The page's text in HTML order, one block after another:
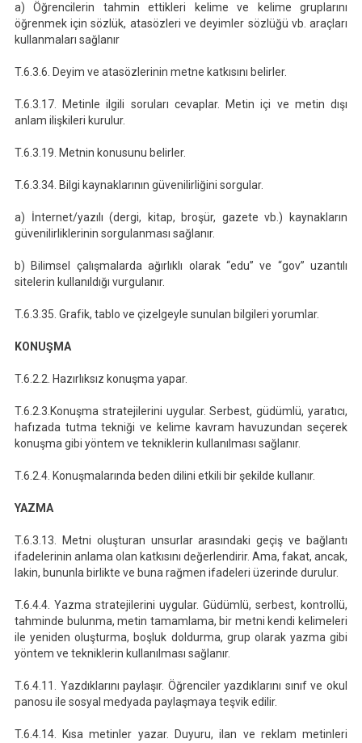
a) Öğrencilerin tahmin ettikleri kelime ve kelime gruplarını
öğrenmek için sözlük, atasözleri ve deyimler sözlüğü vb. araçları
kullanmaları sağlanır
T.6.3.6. Deyim ve atasözlerinin metne katkısını belirler.
T.6.3.17. Metinle ilgili soruları cevaplar. Metin içi ve metin dışı
anlam ilişkileri kurulur.
T.6.3.19. Metnin konusunu belirler.
T.6.3.34. Bilgi kaynaklarının güvenilirliğini sorgular.
a) İnternet/yazılı (dergi, kitap, broşür, gazete vb.) kaynakların
güvenilirliklerinin sorgulanması sağlanır.
b) Bilimsel çalışmalarda ağırlıklı olarak “edu” ve “gov” uzantılı
sitelerin kullanıldığı vurgulanır.
T.6.3.35. Grafik, tablo ve çizelgeyle sunulan bilgileri yorumlar.
KONUŞMA
T.6.2.2. Hazırlıksız konuşma yapar.
T.6.2.3.Konuşma stratejilerini uygular. Serbest, güdümlü, yaratıcı,
hafızada tutma tekniği ve kelime kavram havuzundan seçerek
konuşma gibi yöntem ve tekniklerin kullanılması sağlanır.
T.6.2.4. Konuşmalarında beden dilini etkili bir şekilde kullanır.
YAZMA
T.6.3.13. Metni oluşturan unsurlar arasındaki geçiş ve bağlantı
ifadelerinin anlama olan katkısını değerlendirir. Ama, fakat, ancak,
lakin, bununla birlikte ve buna rağmen ifadeleri üzerinde durulur.
T.6.4.4. Yazma stratejilerini uygular. Güdümlü, serbest, kontrollü,
tahminde bulunma, metin tamamlama, bir metni kendi kelimeleri
ile yeniden oluşturma, boşluk doldurma, grup olarak yazma gibi
yöntem ve tekniklerin kullanılması sağlanır.
T.6.4.11. Yazdıklarını paylaşır. Öğrenciler yazdıklarını sınıf ve okul
panosu ile sosyal medyada paylaşmaya teşvik edilir.
T.6.4.14. Kısa metinler yazar. Duyuru, ilan ve reklam metinleri